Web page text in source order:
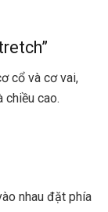
cổ và cơ vai,
chiều cao.
nhau đặt phía